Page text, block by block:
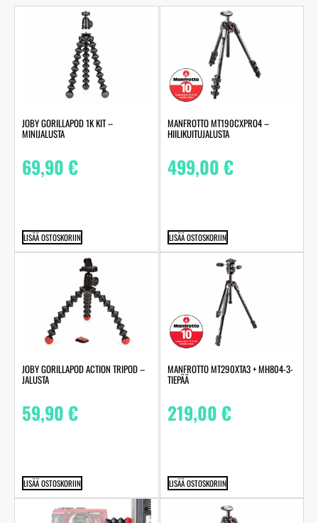
JOBY GORILLAPOD 1K KIT –
MINIJALUSTA
69,90€
LISÄÄ OSTOSKORIIN
MANFROTTO MT190CXPRO4 –
HIILIKUITUJALUSTA
499,00€
LISÄÄ OSTOSKORIIN
JOBY GORILLAPOD ACTION TRIPOD –
JALUSTA
59,90€
LISÄÄ OSTOSKORIIN
MANFROTTO MT290XTA3 + MH804-3-
TIEPÄÄ
219,00€
LISÄÄ OSTOSKORIIN